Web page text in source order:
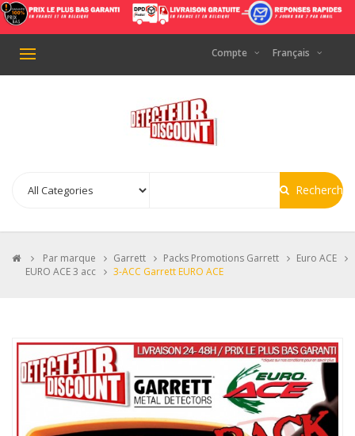
Basculer
la
Compte Français
Recherche
> Par marque > Garrett > Packs Promotions Garrett >
Euro ACE
EURO ACE 3 acc > 3-ACC Garrett EURO ACE